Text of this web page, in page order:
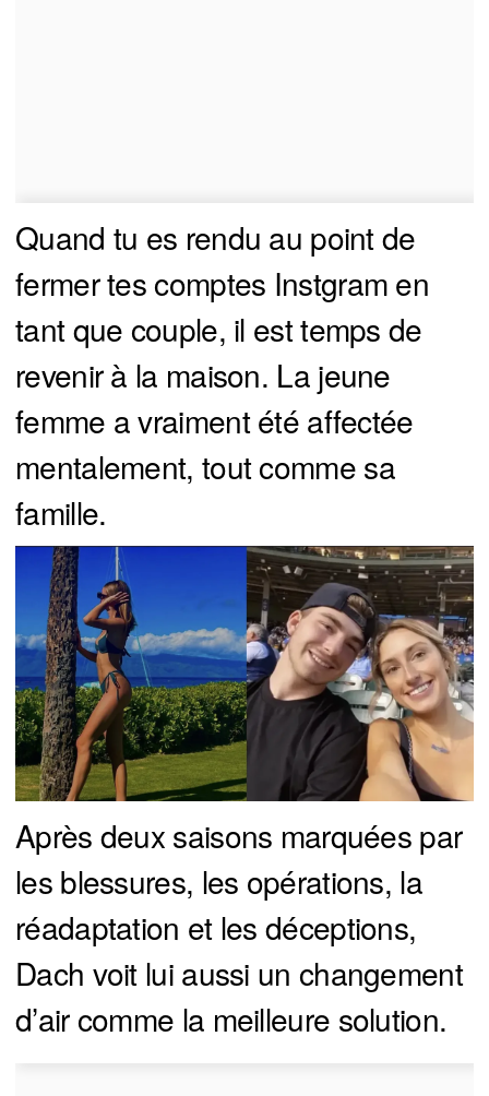
Quand tu es rendu au point de
fermer tes comptes Instgram en
tant que couple, il est temps de
revenir à la maison. La jeune
femme a vraiment été affectée
mentalement, tout comme sa
famille.
Après deux saisons marquées par
les blessures, les opérations, la
réadaptation et les déceptions,
Dach voit lui aussi un changement
d’air comme la meilleure solution.